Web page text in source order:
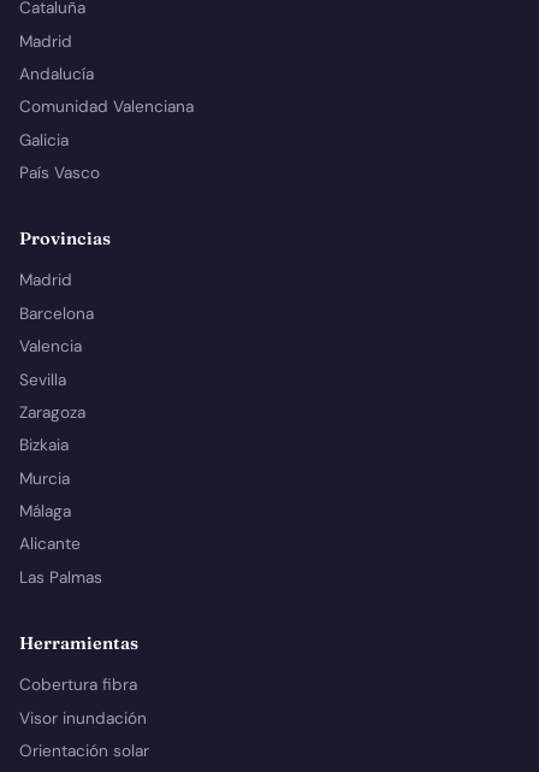
Cataluña
Madrid
Andalucía
Comunidad Valenciana
Galicia
País Vasco
Provincias
Madrid
Barcelona
Valencia
Sevilla
Zaragoza
Bizkaia
Murcia
Málaga
Alicante
Las Palmas
Herramientas
Cobertura fibra
Visor inundación
Orientación solar